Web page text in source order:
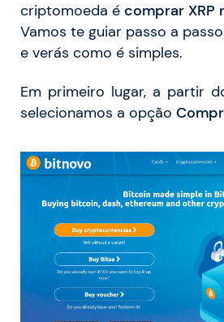
criptomoeda é comprar XRP
Vamos te guiar passo a
e verás como é simples.
Em primeiro lugar, a partir
selecionamos a opção